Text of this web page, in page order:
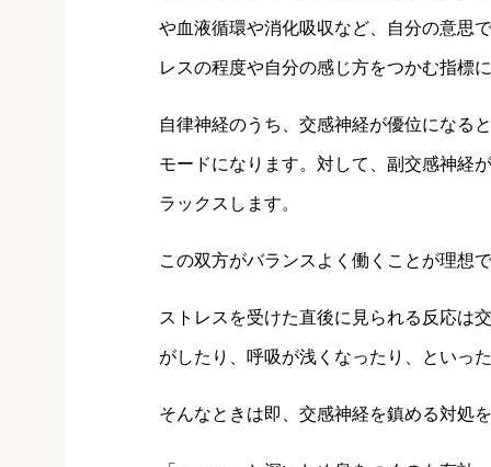
や血液循環や消化吸収など、自分の意思
レスの程度や自分の感じ方をつかむ指標
自律神経のうち、交感神経が優位になる
モードになります。対して、副交感神経
ラックスします。
この双方がバランスよく働くことが理想
ストレスを受けた直後に見られる反応は
がしたり、呼吸が浅くなったり、といっ
そんなときは即、交感神経を鎮める対処